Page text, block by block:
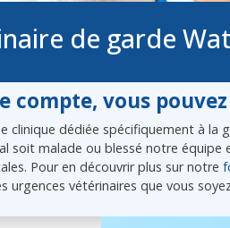
de garde
compte, vous
clinique dédiée spécifiquement à la
soit malade ou blessé notre
Pour en découvrir plus sur notre
vétérinaires que vous